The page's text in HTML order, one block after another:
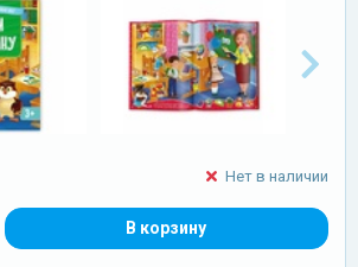
Нет в наличии